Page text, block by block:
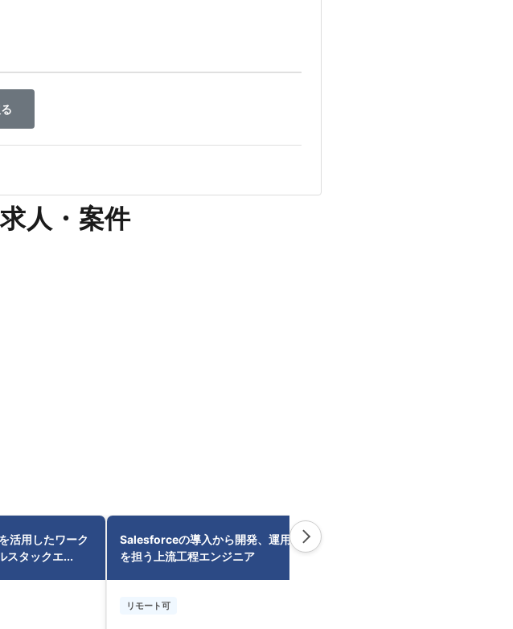
人・案件
活用したワーク
スタックエ...
Salesforceの導入から開発、運用まで
を担う上流工程エンジニア
リモート可